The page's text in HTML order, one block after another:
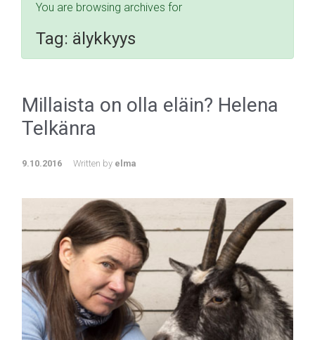
You are browsing archives for
Tag: älykkyys
Millaista on olla eläin? Helena
Telkänra
9.10.2016 Written by elma